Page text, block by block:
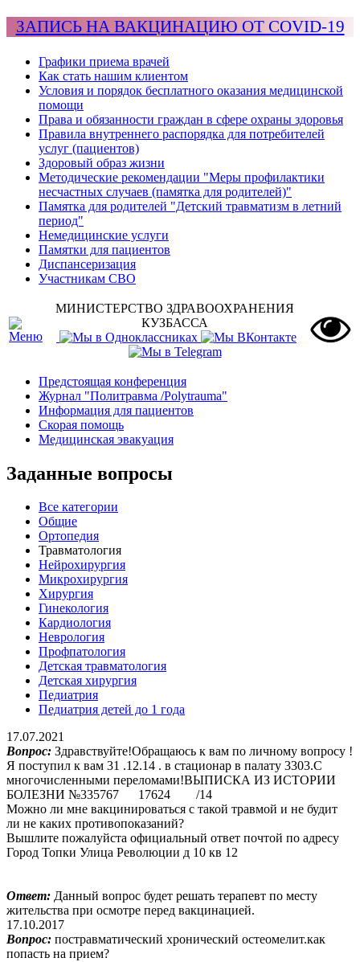
ЗАПИСЬ НА ВАКЦИНАЦИЮ ОТ COVID-19
Графики приема врачей
Как стать нашим клиентом
Условия и порядок бесплатного оказания медицинской
помощи
Права и обязанности граждан в сфере охраны здоровья
Правила внутреннего распорядка для потребителей
услуг (пациентов)
Здоровый образ жизни
Методические рекомендации "Меры профилактики
несчастных случаев (памятка для родителей)"
Памятка для родителей "Детский травматизм в летний
период"
Немедицинские услуги
Памятки для пациентов
Диспансеризация
Участникам СВО
МИНИСТЕРСТВО ЗДРАВООХРАНЕНИЯ
КУЗБАССА
Предстоящая конференция
Журнал "Политравма /Polytrauma"
Информация для пациентов
Скорая помощь
Медицинская эвакуация
Заданные вопросы
Все категории
Общие
Ортопедия
Травматология
Нейрохирургия
Микрохирургия
Хирургия
Гинекология
Кардиология
Неврология
Профпатология
Детская травматология
Детская хирургия
Педиатрия
Педиатрия детей до 1 года
17.07.2021
Вопрос: Здравствуйте!Обращаюсь к вам по личному вопросу !
Я поступил к вам 31 .12.14 . в стационар в палату 3303.С
многочисленными переломами!ВЫПИСКА ИЗ ИСТОРИИ
БОЛЕЗНИ №335767 17624 /14
Можно ли мне вакцинироваться с такой травмой и не будит
ли не каких противопоказаний?
Вышлите пожалуйста официальный ответ почтой по адресу
Город Топки Улица Революции д 10 кв 12
Ответ: Данный вопрос будет решать терапевт по месту
жительства при осмотре перед вакцинацией.
17.10.2017
Вопрос: постравматический хронический остеомелит.как
попасть на прием?